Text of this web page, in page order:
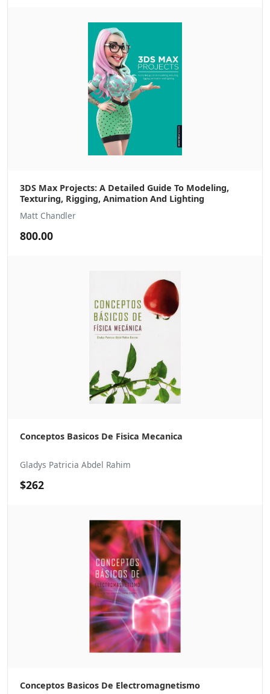
3DS Max Projects: A Detailed Guide To Modeling,
Texturing, Rigging, Animation And Lighting
Matt Chandler
800.00
Conceptos Basicos De Fisica Mecanica
Gladys Patricia Abdel Rahim
$262
Conceptos Basicos De Electromagnetismo